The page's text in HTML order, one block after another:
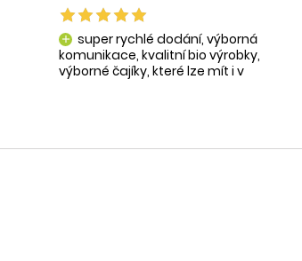
add super rychlé dodání, výborná
komunikace, kvalitní bio výrobky,
výborné čajíky, které lze mít i v